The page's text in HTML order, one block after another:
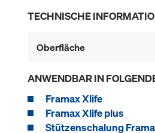
TECHNISCHE
Oberfläche
ANWENDBAR IN
Framax Xlife
Framax Xlife plus
Stützenschalung